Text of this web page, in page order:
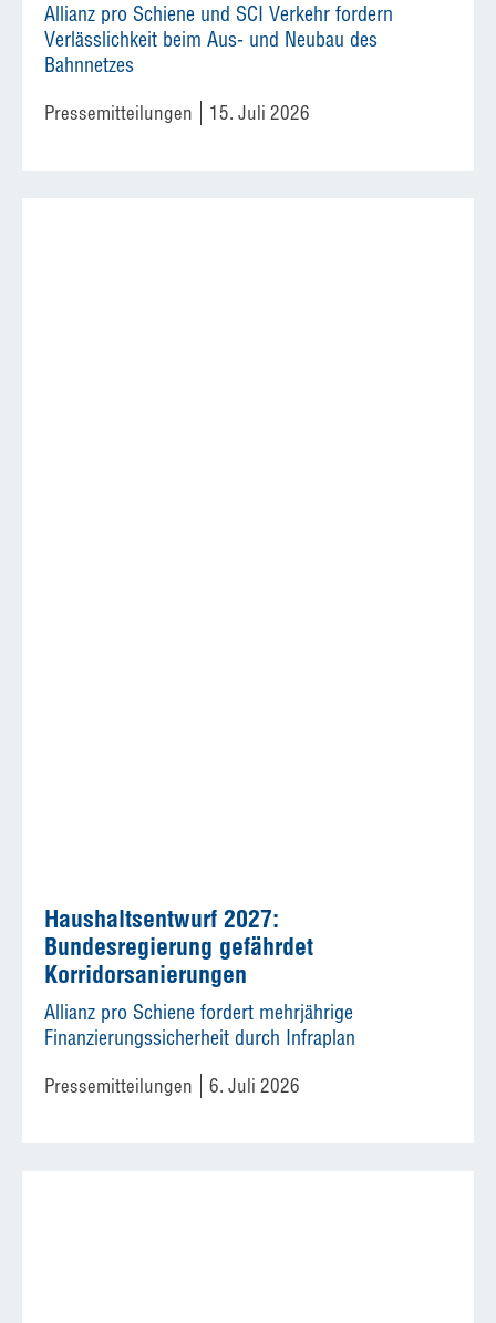
Allianz pro Schiene und SCI Verkehr fordern
Verlässlichkeit beim Aus- und Neubau des
Bahnnetzes
Pressemitteilungen 15. Juli 2026
Haushaltsentwurf 2027:
Bundesregierung gefährdet
Korridorsanierungen
Allianz pro Schiene fordert mehrjährige
Finanzierungssicherheit durch Infraplan
Pressemitteilungen 6. Juli 2026